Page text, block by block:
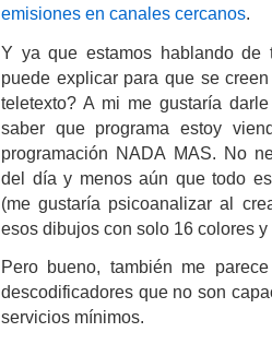
emisiones en canales cercanos.
Y ya que estamos hablando
puede explicar para que se
teletexto? A mi me gustaría
saber que programa estoy
programación NADA MAS. No
del día y menos aún que todo
(me gustaría psicoanalizar al
esos dibujos con solo 16 colores
Pero bueno, también me
descodificadores que no son
servicios mínimos.